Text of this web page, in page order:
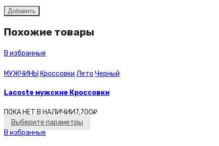
Похожие товары
В избранные
МУЖЧИНЫ Кроссовки Лето Черный
Lacoste мужские Кроссовки
ПОКА НЕТ В НАЛИЧИИ7,700₽
Выберите параметры
В избранные